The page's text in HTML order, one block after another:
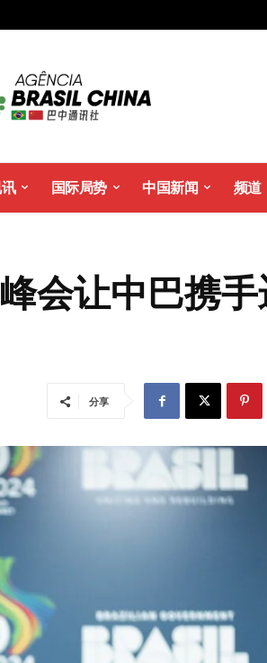
国际局势 中国新闻 频道
会让中巴携
分享